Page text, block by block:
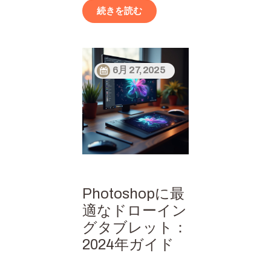
続きを読む
6月 27, 2025
Photoshopに最
適なドローイン
グタブレット：
2024年ガイド